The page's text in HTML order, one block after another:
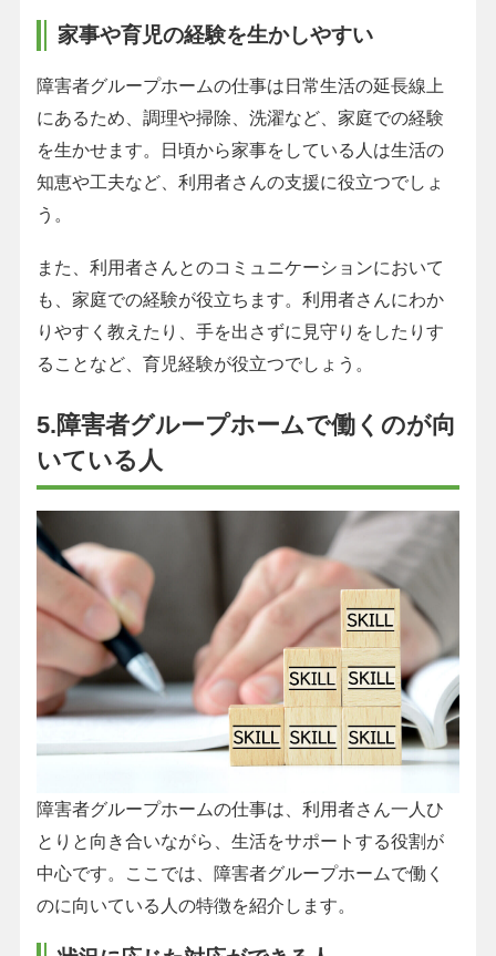
家事や育児の経験を生かしやすい
障害者グループホームの仕事は日常生活の延長線上
にあるため、調理や掃除、洗濯など、家庭での経験
を生かせます。日頃から家事をしている人は生活の
知恵や工夫など、利用者さんの支援に役立つでしょ
う。
また、利用者さんとのコミュニケーションにおいて
も、家庭での経験が役立ちます。利用者さんにわか
りやすく教えたり、手を出さずに見守りをしたりす
ることなど、育児経験が役立つでしょう。
5.障害者グループホームで働くのが向
いている人
障害者グループホームの仕事は、利用者さん一人ひ
とりと向き合いながら、生活をサポートする役割が
中心です。ここでは、障害者グループホームで働く
のに向いている人の特徴を紹介します。